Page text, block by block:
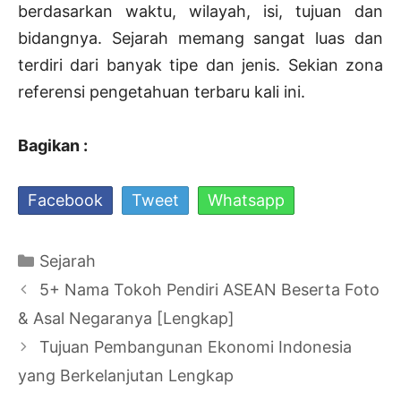
berdasarkan waktu, wilayah, isi, tujuan dan
bidangnya. Sejarah memang sangat luas dan
terdiri dari banyak tipe dan jenis. Sekian zona
referensi pengetahuan terbaru kali ini.
Bagikan :
Facebook Tweet Whatsapp
Kategori
Sejarah
Navigasi
Tulisan
5+ Nama Tokoh Pendiri ASEAN Beserta Foto
& Asal Negaranya [Lengkap]
Tujuan Pembangunan Ekonomi Indonesia
yang Berkelanjutan Lengkap